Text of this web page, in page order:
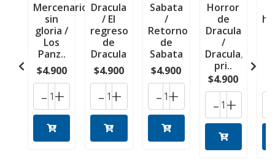
Mercenarios
sin
gloria /
Los
Panz..
$4.900
+
-
Dracula
/ El
regreso
de
Dracula
$4.900
+
-
Sabata
/
Retorno
de
Sabata
$4.900
+
-
Horror
de
Dracula
/
Dracula,
pri..
$4.900
+
-